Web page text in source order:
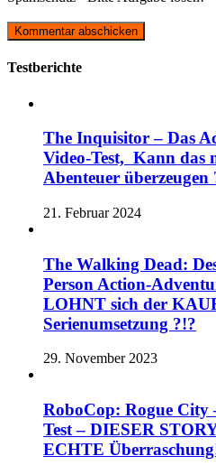
Testberichte
The Inquisitor – Das
Video-Test, Kann das
Abenteuer überzeugen
21. Februar 2024
The Walking Dead:
Person Action-
LOHNT sich der
Serienumsetzung ?!?
29. November 2023
RoboCop: Rogue City
Test – DIESER
ECHTE